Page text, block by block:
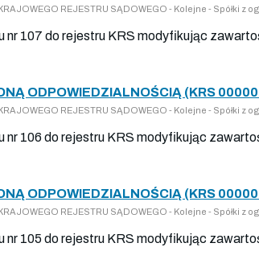
REJESTRU SĄDOWEGO - Kolejne - Spółki z
nr 107 do rejestru KRS modyfikując
ODPOWIEDZIALNOŚCIĄ (KRS
REJESTRU SĄDOWEGO - Kolejne - Spółki z
nr 106 do rejestru KRS modyfikując
ODPOWIEDZIALNOŚCIĄ (KRS
REJESTRU SĄDOWEGO - Kolejne - Spółki z
nr 105 do rejestru KRS modyfikując